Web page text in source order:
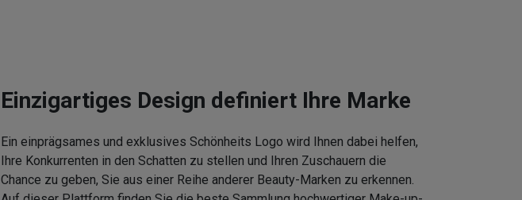
Einzigartiges Design definiert Ihre Marke
Ein einprägsames und exklusives Schönheits Logo wird Ihnen dabei helfen,
Ihre Konkurrenten in den Schatten zu stellen und Ihren Zuschauern die
Chance zu geben, Sie aus einer Reihe anderer Beauty-Marken zu erkennen.